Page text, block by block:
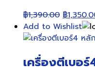
฿1,390.00 Original
price
was:
฿
Add to Wishlist
เครื่องตีเบอ